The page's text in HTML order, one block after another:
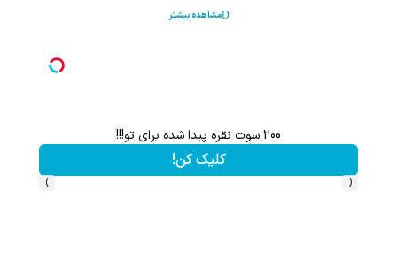
مشاهده بیشتر
200 سوت نقره پیدا شده برای تو!!!
کلیک کن!
‹
›